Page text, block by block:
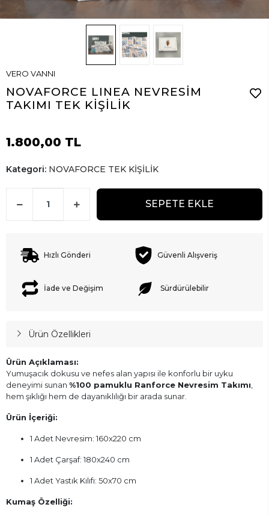
VERO VANNI
NOVAFORCE LINEA NEVRESİM
TAKIMI TEK KİŞİLİK
1.800,00 TL
Kategori: NOVAFORCE TEK KİŞİLİK
SEPETE EKLE
Hızlı Gönderi Güvenli Alışveriş
İade ve Değişim Sürdürülebilir
Ürün Özellikleri
Ürün Açıklaması:
Yumuşacık dokusu ve nefes alan yapısı ile konforlu bir uyku
deneyimi sunan %100 pamuklu Ranforce Nevresim Takımı
hem şıklığı hem de dayanıklılığı bir arada sunar.
Ürün İçeriği:
1 Adet Nevresim: 160x220 cm
1 Adet Çarşaf: 180x240 cm
1 Adet Yastık Kılıfı: 50x70 cm
Kumaş Özelliği: